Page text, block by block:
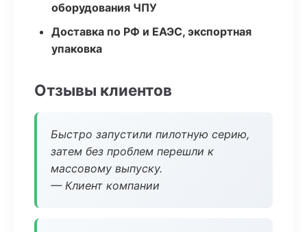
оборудования ЧПУ
Доставка по РФ и ЕАЭС, экспортная
упаковка
Отзывы клиентов
Быстро запустили пилотную серию,
затем без проблем перешли к
массовому выпуску.
— Клиент компании